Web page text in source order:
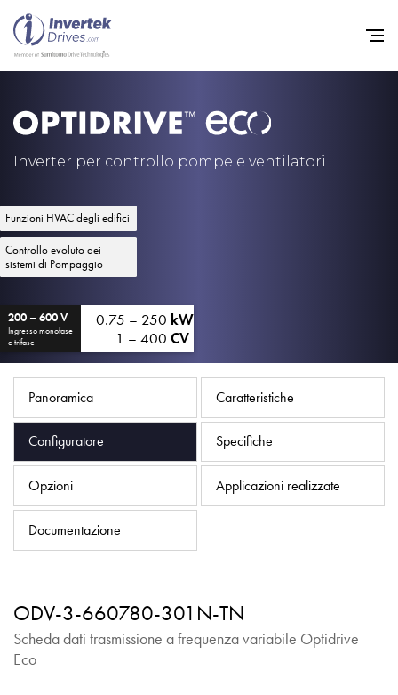
Inverter per controllo pompe e ventilatori
Funzioni HVAC degli edifici
Controllo evoluto dei
sistemi di Pompaggio
200 – 600 V
Ingresso monofase
e trifase
0.75 – 250 kW
1 – 400 CV
Panoramica Caratteristiche
Configuratore Specifiche
Opzioni Applicazioni realizzate
Documentazione
ODV-3-660780-301N-TN
Scheda dati trasmissione a frequenza variabile Optidrive
Eco
Home
Convertitori di Frequenza -
Informativa sulla privacy
Mappa del sito
iSource Accedere